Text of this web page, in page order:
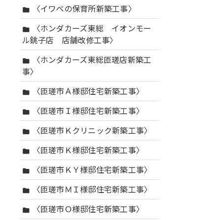
folder 〈イワベの保育所新築工事〉
folder
〈ホンダカーズ東総 イオンモー
ル銚子店 店舗改修工事〉
folder
〈ホンダカーズ東総匝瑳店新築工
事〉
folder 〈匝瑳市Ａ様邸住宅新築工事〉
folder 〈匝瑳市Ｉ様邸住宅新築工事〉
folder 〈匝瑳市Ｋクリニック新築工事〉
folder 〈匝瑳市Ｋ様邸住宅新築工事〉
folder 〈匝瑳市ＫＹ様邸住宅新築工事〉
folder 〈匝瑳市ＭＩ様邸住宅新築工事〉
folder 〈匝瑳市Ｏ様邸住宅新築工事〉